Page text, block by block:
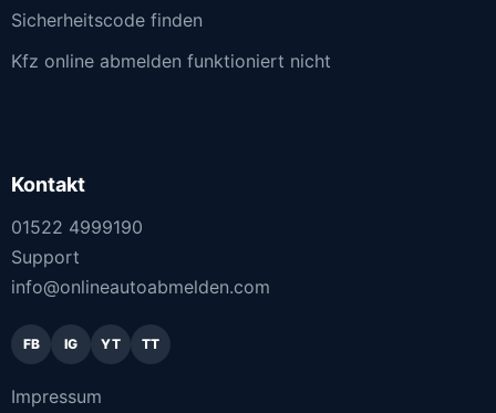
Sicherheitscode finden
Kfz online abmelden funktioniert nicht
Kontakt
01522 4999190
Support
info@onlineautoabmelden.com
FB IG YT TT
Impressum